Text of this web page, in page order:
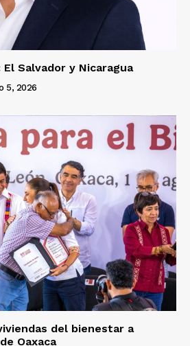
Salvador y Nicaragua
5, 2026
del bienestar a
Oaxaca